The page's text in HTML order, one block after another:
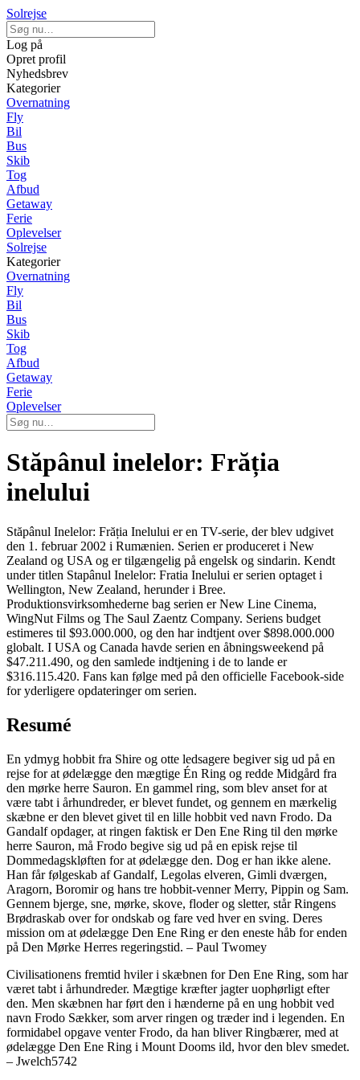
Solrejse
Log på
Opret profil
Nyhedsbrev
Kategorier
Overnatning
Fly
Bil
Bus
Skib
Tog
Afbud
Getaway
Ferie
Oplevelser
Solrejse
Kategorier
Overnatning
Fly
Bil
Bus
Skib
Tog
Afbud
Getaway
Ferie
Oplevelser
Stăpânul inelelor: Frăția
inelului
Stăpânul Inelelor: Frăția Inelului er en TV-serie, der blev udgivet
den 1. februar 2002 i Rumænien. Serien er produceret i New
Zealand og USA og er tilgængelig på engelsk og sindarin. Kendt
under titlen Stapânul Inelelor: Fratia Inelului er serien optaget i
Wellington, New Zealand, herunder i Bree.
Produktionsvirksomhederne bag serien er New Line Cinema,
WingNut Films og The Saul Zaentz Company. Seriens budget
estimeres til $93.000.000, og den har indtjent over $898.000.000
globalt. I USA og Canada havde serien en åbningsweekend på
$47.211.490, og den samlede indtjening i de to lande er
$316.115.420. Fans kan følge med på den officielle Facebook-side
for yderligere opdateringer om serien.
Resumé
En ydmyg hobbit fra Shire og otte ledsagere begiver sig ud på en
rejse for at ødelægge den mægtige Én Ring og redde Midgård fra
den mørke herre Sauron. En gammel ring, som blev anset for at
være tabt i århundreder, er blevet fundet, og gennem en mærkelig
skæbne er den blevet givet til en lille hobbit ved navn Frodo. Da
Gandalf opdager, at ringen faktisk er Den Ene Ring til den mørke
herre Sauron, må Frodo begive sig ud på en episk rejse til
Dommedagskløften for at ødelægge den. Dog er han ikke alene.
Han får følgeskab af Gandalf, Legolas elveren, Gimli dværgen,
Aragorn, Boromir og hans tre hobbit-venner Merry, Pippin og Sam.
Gennem bjerge, sne, mørke, skove, floder og sletter, står Ringens
Brødraskab over for ondskab og fare ved hver en sving. Deres
mission om at ødelægge Den Ene Ring er den eneste håb for enden
på Den Mørke Herres regeringstid. – Paul Twomey
Civilisationens fremtid hviler i skæbnen for Den Ene Ring, som har
været tabt i århundreder. Mægtige kræfter jagter uophørligt efter
den. Men skæbnen har ført den i hænderne på en ung hobbit ved
navn Frodo Sækker, som arver ringen og træder ind i legenden. En
formidabel opgave venter Frodo, da han bliver Ringbærer, med at
ødelægge Den Ene Ring i Mount Dooms ild, hvor den blev smedet.
– Jwelch5742